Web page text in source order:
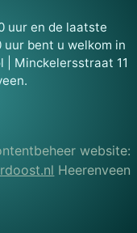
uur en de laatste
uur bent u welkom in
| Minckelersstraat 11
website:
Heerenveen